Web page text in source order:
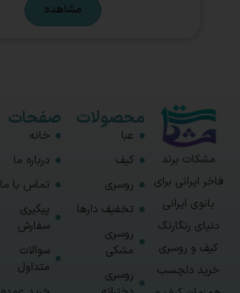
مشاهده
مشکات برند
فاخر ایرانی برای
بانوی ایرانی
دنیای رنگارنگ
کیف و روسری
خرید دلچسب
محصولات
عبا
کیف
روسری
تخفیف دارها
روسری
مشکی
روسری
صفحات
خانه
درباره ما
تماس با ما
پیگیری
سفارش
سوالات
متداول